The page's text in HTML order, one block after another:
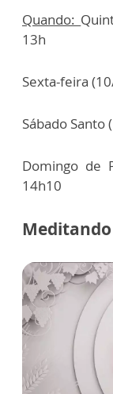
Quando:
13h
Sexta-feira
Sábado Santo
Domingo de
14h10